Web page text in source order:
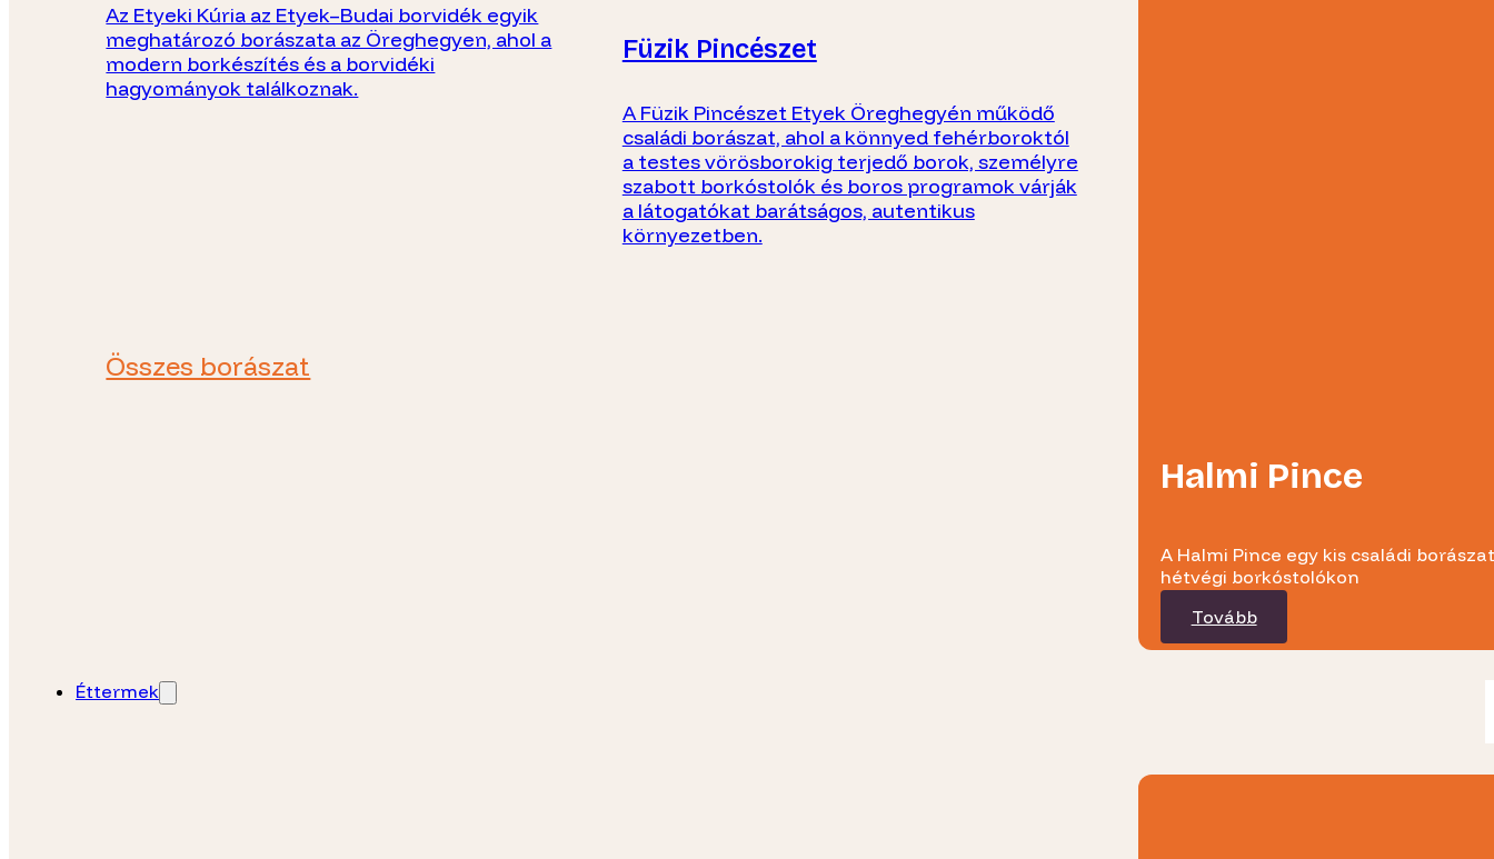
Az Etyeki Kúria az Etyek–Budai borvidék egyik
meghatározó borászata az Öreghegyen, ahol a
modern borkészítés és a borvidéki
hagyományok találkoznak.
Füzik Pincészet
A Füzik Pincészet Etyek Öreghegyén működő
családi borászat, ahol a könnyed fehérboroktól
a testes vörösborokig terjedő borok, személyre
szabott borkóstolók és boros programok várják
a látogatókat barátságos, autentikus
környezetben.
Összes borászat
Halmi Pince
A Halmi Pince egy kis családi
hétvégi borkóstolókon
Tovább
Éttermek